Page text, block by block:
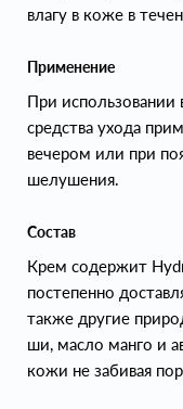
влагу в коже в
Применение
При использовании
средства ухода
вечером или при
шелушения.
Состав
Крем содержит
постепенно
также другие
ши, масло манго и
кожи не забивая